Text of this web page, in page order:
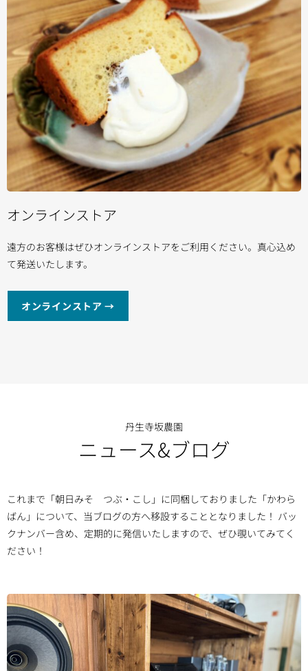
オンラインストア
遠方のお客様はぜひオンラインストアをご利用ください。真心込め
て発送いたします。
オンラインストア →
丹生寺坂農園
ニュース&ブログ
これまで「朝日みそ つぶ・こし」に同梱しておりました「かわら
ばん」について、当ブログの方へ移設することとなりました！ バッ
クナンバー含め、定期的に発信いたしますので、ぜひ覗いてみてく
ださい！